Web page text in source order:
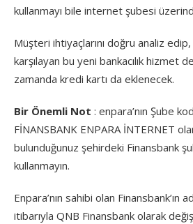
kullanmayı bile internet şubesi
Müşteri ihtiyaçlarını doğru analiz
karşılayan bu yeni bankacılık hizmet
zamanda kredi kartı da eklenecek.
Bir Önemli Not : enpara’nın Şube
FİNANSBANK ENPARA İNTERNET
bulunduğunuz şehirdeki Finansbank
kullanmayın.
Enpara’nın sahibi olan Finansbank’ın
itibarıyla QNB Finansbank olarak